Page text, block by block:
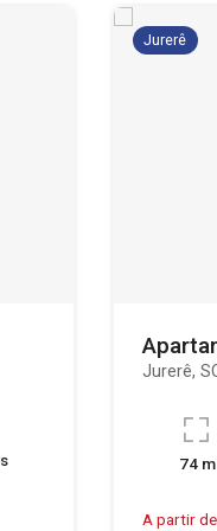
Jurerê
Jurerê,
74
A partir